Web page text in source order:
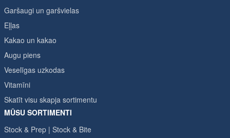
Garšaugi un garšvielas
Eļļas
Kakao un kakao
Augu piens
Veselīgas uzkodas
Vitamīni
Skatīt visu skapja sortimentu
MŪSU SORTIMENTI
Stock & Prep | Stock & Bite